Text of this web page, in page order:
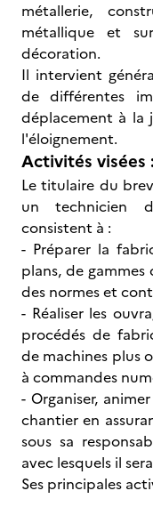
métallerie,
métallique et
décoration.
Il intervient
de différentes
déplacement à la
l'éloignement.
Activités visées :
Le titulaire du
un technicien
consistent à :
- Préparer la
plans, de
des normes et
- Réaliser les
procédés de
de machines plus
à commandes
- Organiser,
chantier en
sous sa
avec lesquels il
Ses principales